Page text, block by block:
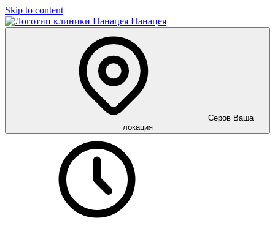
Skip to content
Панацея
Серов Ваша
локация